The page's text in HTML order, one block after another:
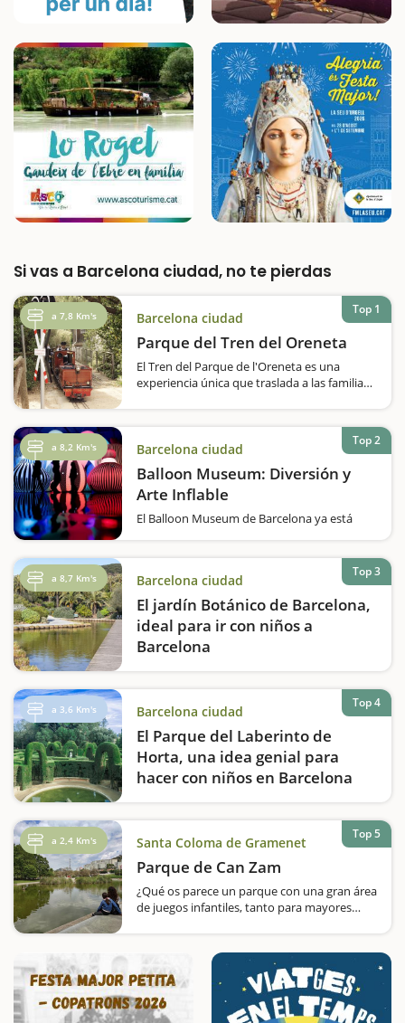
Si vas a Barcelona ciudad, no te pierdas
a 7,8 Km's Barcelona ciudad
Parque del Tren del Oreneta
El Tren del Parque de l'Oreneta es una
experiencia única que traslada a las familias
en el distrito de Sarrià-Sant Gervasi de
Barcelona, este…
Top 1
a 8,2 Km's Barcelona ciudad
Balloon Museum: Diversión y
Arte Inflable
El Balloon Museum de Barcelona ya está
curadores especializados en arte
contemporáneo que incorpora…
Top 2
a 8,7 Km's Barcelona ciudad
El jardín Botánico de Barcelona,
ideal para ir con niños a
Barcelona
El Jardín Botánico de Barcelona es un lugar
perfecto para disfrutar en familia de un
entorno natural único. Situado en Montjuïc,
este espacio ofrece un fascinante recorrido
entre especies vegetales de diferentes
regiones del…
Top 3
a 3,6 Km's Barcelona ciudad
El Parque del Laberinto de
Horta, una idea genial para
hacer con niños en Barcelona
El Parque del Laberinto de Horta es una joya
escondida de Barcelona, ideal para una
escapada en familia. Situado en el barrio de
Horta-Guinardó, este jardín histórico
combina la belleza de un jardín neoclásico
con el…
Top 4
a 2,4 Km's Santa Coloma de Gramenet
Parque de Can Zam
¿Qué os parece un parque con una gran área
de juegos infantiles, tanto para mayores
monopatines, tres áreas de picnic, un gran
lago,…
Top 5